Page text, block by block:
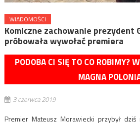
WIADOMOŚCI
Komiczne zachowanie prezydent
próbowała wywołać premiera
PODOBA CI SIĘ TO CO ROBIMY?
MAGNA
3 czerwca 2019
Premier Mateusz Morawiecki przybył dziś